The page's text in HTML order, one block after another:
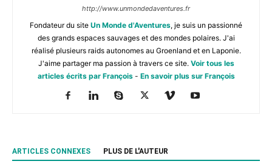
http://www.unmondedaventures.fr
Fondateur du site Un Monde d'Aventures, je suis un passionné
des grands espaces sauvages et des mondes polaires. J'ai
réalisé plusieurs raids autonomes au Groenland et en Laponie.
J'aime partager ma passion à travers ce site. Voir tous les
articles écrits par François- En savoir plus sur François
ARTICLES CONNEXES PLUS DE L'AUTEUR